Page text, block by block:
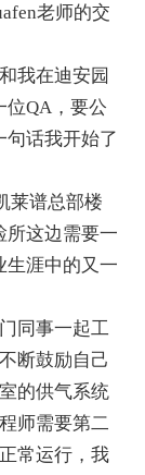
老师的交
我在迪安园
位QA，要公
句话我开始了
莱谱总部楼
所这边需要一
生涯中的又一
同事一起工
断鼓励自己
的供气系统
师需要第二
常运行，我